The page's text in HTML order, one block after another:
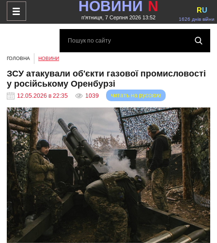
НОВИНИ N
п'ятниця, 7 Серпня 2026 13:52 1626 днів війни
RU
ГОЛОВНА НОВИНИ
ЗСУ атакували об'єкти газової промисловості
у російському Оренбурзі
12.05.2026 в 22:35 1039 читать на русском